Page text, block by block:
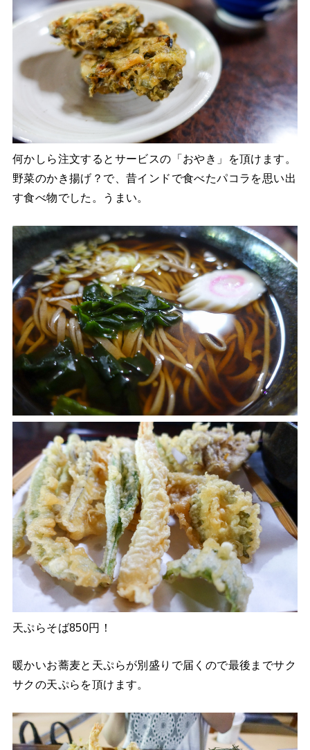
何かしら注文するとサービスの「おやき」を頂けます。
野菜のかき揚げ？で、昔インドで食べたパコラを思い出
す食べ物でした。うまい。
天ぷらそば850円！
暖かいお蕎麦と天ぷらが別盛りで届くので最後までサク
サクの天ぷらを頂けます。